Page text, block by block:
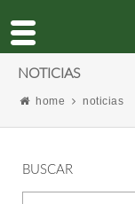
NOTICIAS
home noticias
BUSCAR